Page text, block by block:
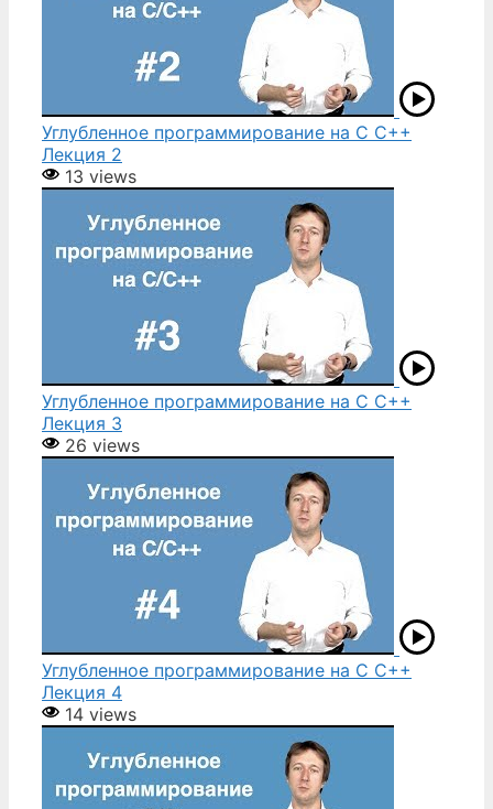
Углубленное программирование на С С++
Лекция 2
13 views
Углубленное программирование на С С++
Лекция 3
26 views
Углубленное программирование на С С++
Лекция 4
14 views